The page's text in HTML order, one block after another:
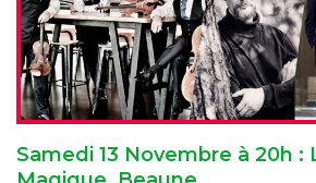
Samedi 13 Novembre à 20h :